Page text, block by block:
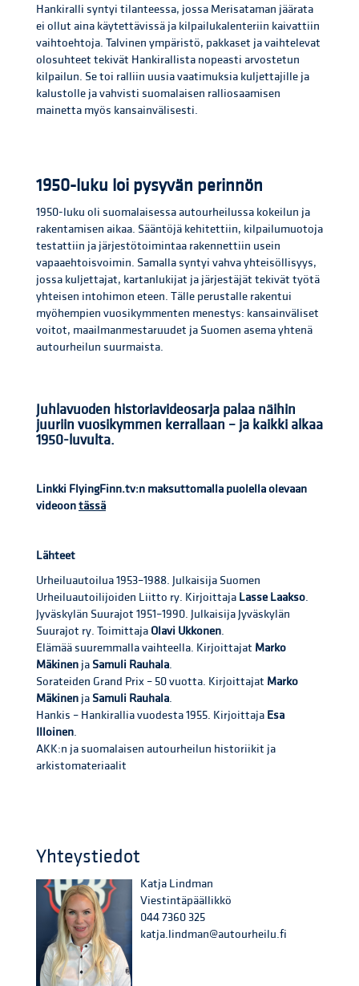
Hankiralli syntyi tilanteessa, jossa Merisataman jäärata
ei ollut aina käytettävissä ja kilpailukalenteriin kaivattiin
vaihtoehtoja. Talvinen ympäristö, pakkaset ja vaihtelevat
olosuhteet tekivät Hankirallista nopeasti arvostetun
kilpailun. Se toi ralliin uusia vaatimuksia kuljettajille ja
kalustolle ja vahvisti suomalaisen ralliosaamisen
mainetta myös kansainvälisesti.
1950-luku loi pysyvän perinnön
1950-luku oli suomalaisessa autourheilussa kokeilun ja
rakentamisen aikaa. Sääntöjä kehitettiin, kilpailumuotoja
testattiin ja järjestötoimintaa rakennettiin usein
vapaaehtoisvoimin. Samalla syntyi vahva yhteisöllisyys,
jossa kuljettajat, kartanlukijat ja järjestäjät tekivät työtä
yhteisen intohimon eteen. Tälle perustalle rakentui
myöhempien vuosikymmenten menestys: kansainväliset
voitot, maailmanmestaruudet ja Suomen asema yhtenä
autourheilun suurmaista.
Juhlavuoden historiavideosarja palaa näihin
juuriin vuosikymmen kerrallaan – ja kaikki alkaa
1950-luvulta.
Linkki FlyingFinn.tv:n maksuttomalla puolella olevaan
videoontässä
Lähteet
Urheiluautoilua 1953–1988. Julkaisija Suomen
Urheiluautoilijoiden Liitto ry. Kirjoittaja Lasse Laakso.
Jyväskylän Suurajot 1951–1990. Julkaisija Jyväskylän
Suurajot ry. Toimittaja Olavi Ukkonen.
Elämää suuremmalla vaihteella. Kirjoittajat Marko
Mäkinen ja Samuli Rauhala.
Sorateiden Grand Prix – 50 vuotta. Kirjoittajat Marko
Mäkinen ja Samuli Rauhala.
Hankis – Hankirallia vuodesta 1955. Kirjoittaja Esa
Illoinen.
AKK:n ja suomalaisen autourheilun historiikit ja
arkistomateriaalit
Yhteystiedot
Katja Lindman
Viestintäpäällikkö
044 7360 325
katja.lindman@autourheilu.fi